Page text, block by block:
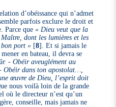
d’obéissance qui n’admet
parfois exclure le droit et
Parce que« Dieu veut que la
dont les lumières et les
bon port » [8]. Et si jamais le
en bateau, il devra se
- Obéir aveuglément au
Obéir dans ton apostolat…,
œuvre de Dieu, l’esprit doit
nous voilà loin de la grande
où le directeur n’est qu’un
conseille, mais jamais ne